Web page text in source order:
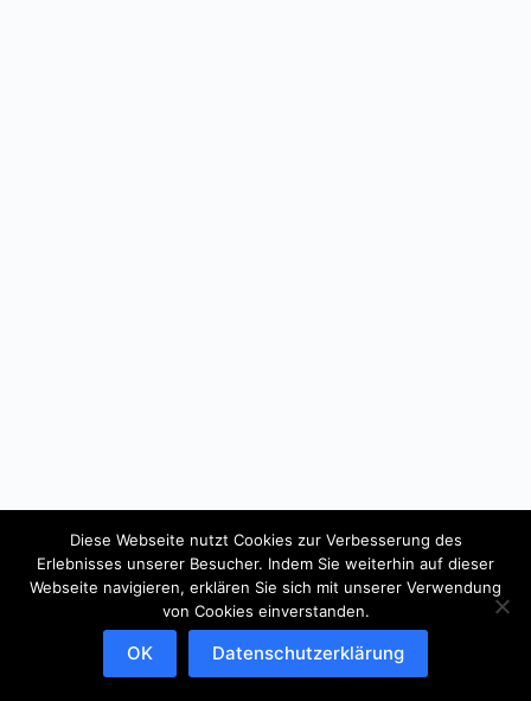
Diese Webseite nutzt Cookies zur Verbesserung des
Erlebnisses unserer Besucher. Indem Sie weiterhin auf dieser
Webseite navigieren, erklären Sie sich mit unserer Verwendung
von Cookies einverstanden.
OK Datenschutzerklärung